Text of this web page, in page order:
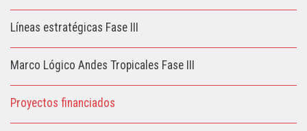
Líneas estratégicas Fase III
Marco Lógico Andes Tropicales Fase III
Proyectos financiados